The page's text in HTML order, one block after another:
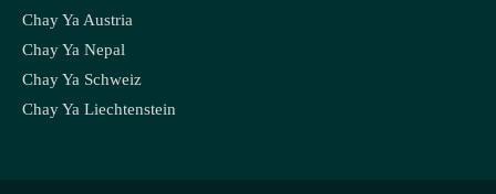
Chay Ya Austria
Chay Ya Nepal
Chay Ya Schweiz
Chay Ya Liechtenstein